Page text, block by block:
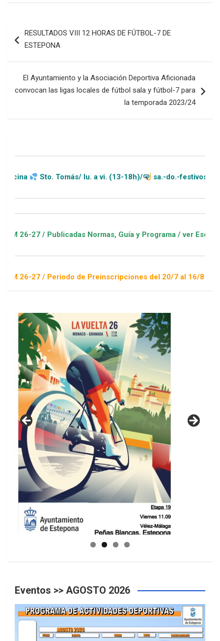
de
RESULTADOS VIII 12 HORAS DE FÚTBOL-7 DE
ESTEPONA
El Ayuntamiento y la Asociación Deportiva Aficionada
convocan las ligas locales de fútbol sala y fútbol-7 para
la temporada 2023/24
Sto. Tomás/ lu. a vi. (13-18h)/ sa.-do.-festivos (11-20h)
/ Publicadas Normas, Guía y Programa / ver Escuelas
/ Periodo de Preinscripciones del 20/7 al 16/8 / Sorteo 1 de
GUIA DE INSTALACIONES DEPORTIVAS
Eventos >> AGOSTO 2026